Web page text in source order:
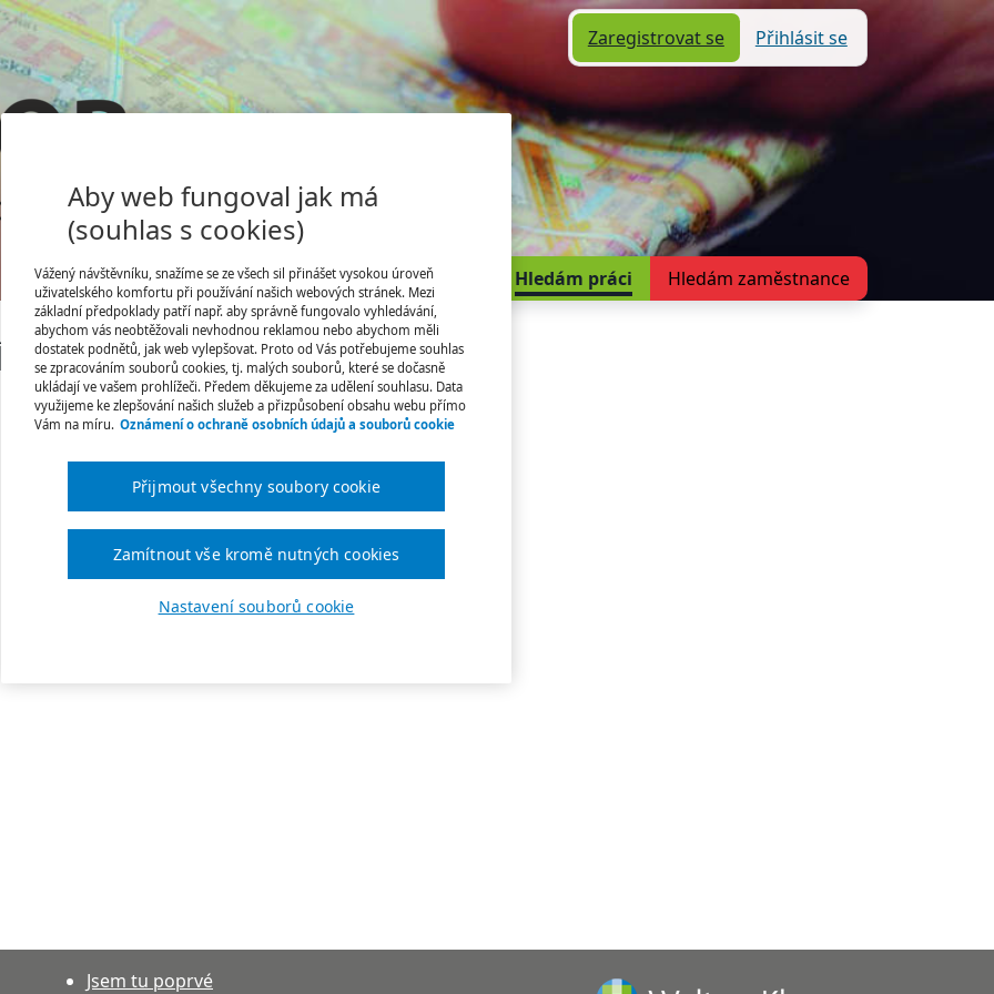
Zaregistrovat se Přihlásit se
Úvodní stránka
Jsem tu poprvé Hledám práci Hledám zaměstnance
již není platná.
Jsem tu poprvé
Aby web fungoval jak má
(souhlas s cookies)
Vážený návštěvníku, snažíme se ze všech sil přinášet vysokou úroveň
uživatelského komfortu při používání našich webových stránek. Mezi
základní předpoklady patří např. aby správně fungovalo vyhledávání,
abychom vás neobtěžovali nevhodnou reklamou nebo abychom měli
dostatek podnětů, jak web vylepšovat. Proto od Vás potřebujeme souhlas
se zpracováním souborů cookies, tj. malých souborů, které se dočasně
ukládají ve vašem prohlížeči. Předem děkujeme za udělení souhlasu. Data
využijeme ke zlepšování našich služeb a přizpůsobení obsahu webu přímo
Vám na míru. Oznámení o ochraně osobních údajů a souborů cookie
Nastavení souborů cookie
Zamítnout vše kromě nutných cookies
Přijmout všechny soubory cookie